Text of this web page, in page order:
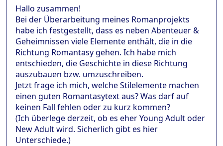
Hallo zusammen!
Bei der Überarbeitung meines Romanprojekts
habe ich festgestellt, dass es neben Abenteuer &
Geheimnissen viele Elemente enthält, die in die
Richtung Romantasy gehen. Ich habe mich
entschieden, die Geschichte in diese Richtung
auszubauen bzw. umzuschreiben.
Jetzt frage ich mich, welche Stilelemente machen
einen guten Romantasytext aus? Was darf auf
keinen Fall fehlen oder zu kurz kommen?
(Ich überlege derzeit, ob es eher Young Adult oder
New Adult wird. Sicherlich gibt es hier
Unterschiede.)